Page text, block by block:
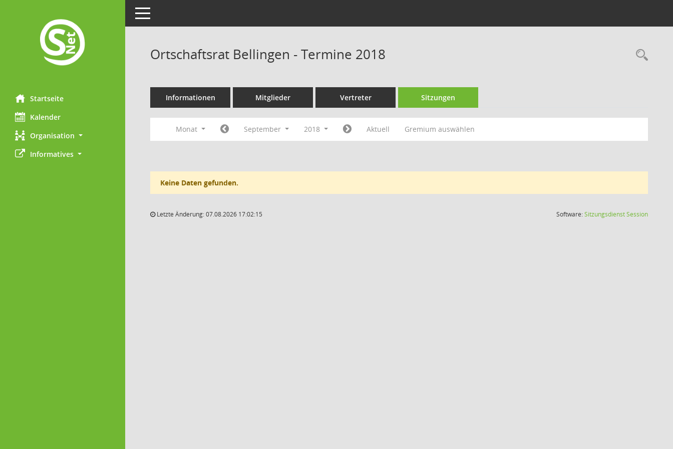
Startseite
Kalender
Organisation
Informatives
Toggle navigation
Ortschaftsrat Bellingen - Termine 2018
Informationen Mitglieder Vertreter Sitzungen
Monat September 2018 Aktuell Gremium auswählen
Keine Daten gefunden.
Letzte Änderung: 07.08.2026 17:02:15 Software:SitzungsdienstSession(Wird in